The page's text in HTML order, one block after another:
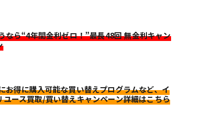
なら“4年間金利ゼロ！”最長48回 無金利キャン
お得に購入可能な買い替えプログラムなど、イ
ユース買取/買い替えキャンペーン詳細はこちら